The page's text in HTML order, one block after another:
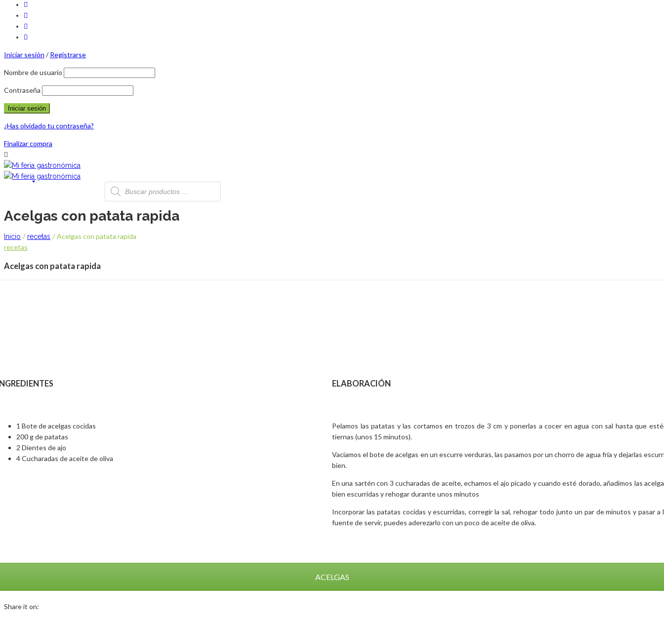
Iniciar sesión / Registrarse
Nombre de usuario
Contraseña
¿Has olvidado tu contraseña?
Finalizar compra
Acelgas con patata rapida
Inicio / recetas / Acelgas con patata rapida
recetas
Acelgas con patata rapida
1 Bote de acelgas cocidas
200 g de patatas
2 Dientes de ajo
4 Cucharadas de aceite de oliva
ELABORACIÓN
Pelamos las patatas y las cortamos en trozos de 3 cm y ponerlas a cocer en agua con sal hasta que
tiernas (unos 15 minutos).
Vaciamos el bote de acelgas en un escurre verduras, las pasamos por un chorro de agua fría y dejarlas
bien.
En una sartén con 3 cucharadas de aceite, echamos el ajo picado y cuando esté dorado, añadimos las
bien escurridas y rehogar durante unos minutos
Incorporar las patatas cocidas y escurridas, corregir la sal, rehogar todo junto un par de minutos y pasar a
fuente de servir, puedes aderezarlo con un poco de aceite de oliva.
ACELGAS
Share it on: